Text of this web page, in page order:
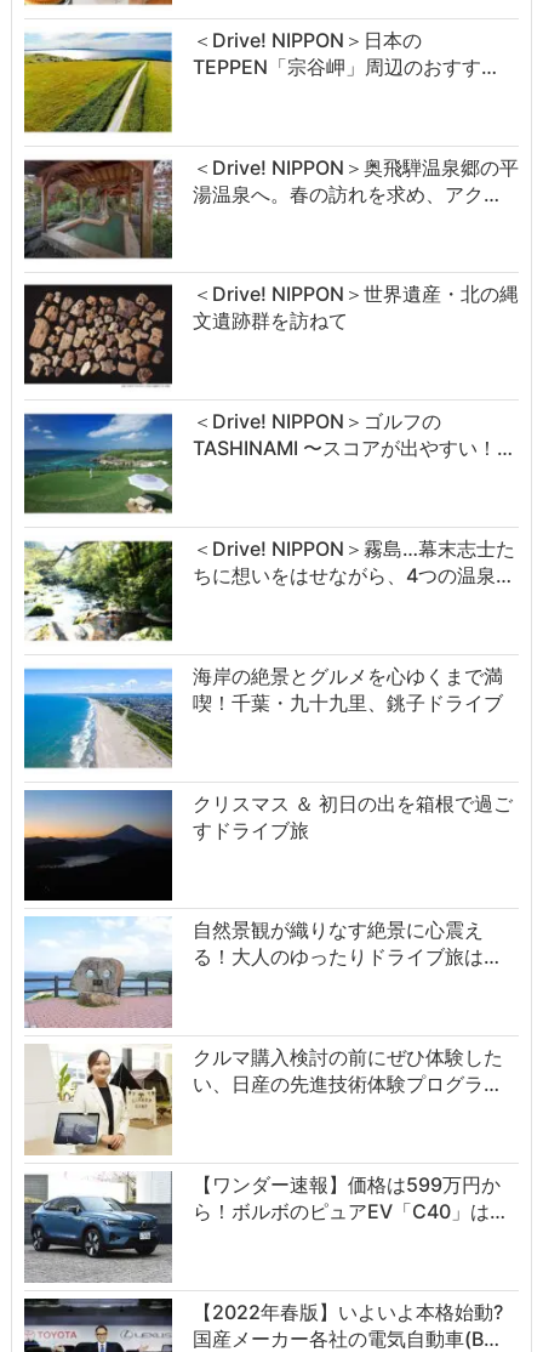
＜Drive! NIPPON＞日本の
TEPPEN「宗谷岬」周辺のおすす…
＜Drive! NIPPON＞奥飛騨温泉郷の平
湯温泉へ。春の訪れを求め、アク…
＜Drive! NIPPON＞世界遺産・北の縄
文遺跡群を訪ねて
＜Drive! NIPPON＞ゴルフの
TASHINAMI 〜スコアが出やすい！…
＜Drive! NIPPON＞霧島…幕末志士た
ちに想いをはせながら、4つの温泉…
海岸の絶景とグルメを心ゆくまで満
喫！千葉・九十九里、銚子ドライブ
クリスマス ＆ 初日の出を箱根で過ご
すドライブ旅
自然景観が織りなす絶景に心震え
る！大人のゆったりドライブ旅は…
クルマ購入検討の前にぜひ体験した
い、日産の先進技術体験プログラ…
【ワンダー速報】価格は599万円か
ら！ボルボのピュアEV「C40」は…
【2022年春版】いよいよ本格始動?
国産メーカー各社の電気自動車(B…